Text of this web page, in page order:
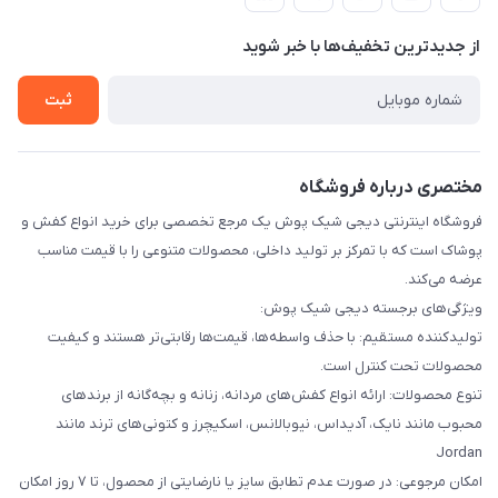
درباره ما
حریم خصوصی
راهنما
از جدید‌ترین تخفیف‌ها با‌ خبر شوید
ثبت
مختصری درباره فروشگاه
فروشگاه اینترنتی دیجی شیک پوش یک مرجع تخصصی برای خرید انواع کفش و
پوشاک است که با تمرکز بر تولید داخلی، محصولات متنوعی را با قیمت مناسب
عرضه می‌کند.
ویژگی‌های برجسته دیجی شیک پوش:
تولیدکننده مستقیم: با حذف واسطه‌ها، قیمت‌ها رقابتی‌تر هستند و کیفیت
محصولات تحت کنترل است.
تنوع محصولات: ارائه انواع کفش‌های مردانه، زنانه و بچه‌گانه از برندهای
محبوب مانند نایک، آدیداس، نیوبالانس، اسکیچرز و کتونی‌های ترند مانند
Jordan
امکان مرجوعی: در صورت عدم تطابق سایز یا نارضایتی از محصول، تا ۷ روز امکان